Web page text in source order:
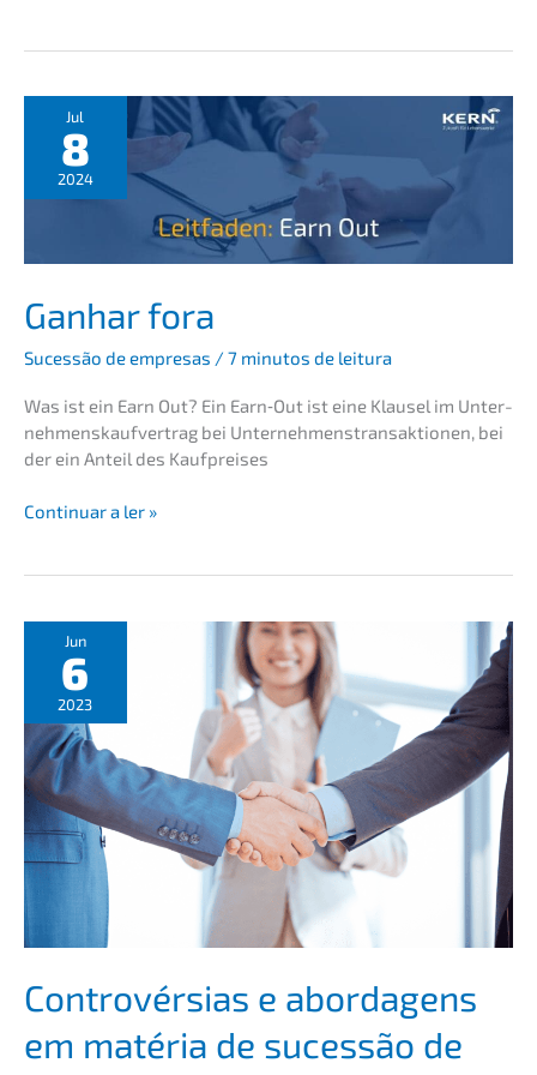
de
média
dimensão:
facto­
res
erros
comuns
e
hos
práti­
cos
Jul
8
2024
Ganhar fora
Suces­são de empre­sas / 7 minutos de leitura
Was ist ein Earn Out? Ein Earn‑Out ist eine Klausel im Unter­
neh­mens­kauf­ver­trag bei Unter­neh­mens­trans­ak­tio­nen, bei
der ein Anteil des Kaufpreises
Ganhar
Conti­nu­ar a ler »
Jun
6
2023
Contro­vérsi­as e abord­a­gens
em matéria de suces­são de